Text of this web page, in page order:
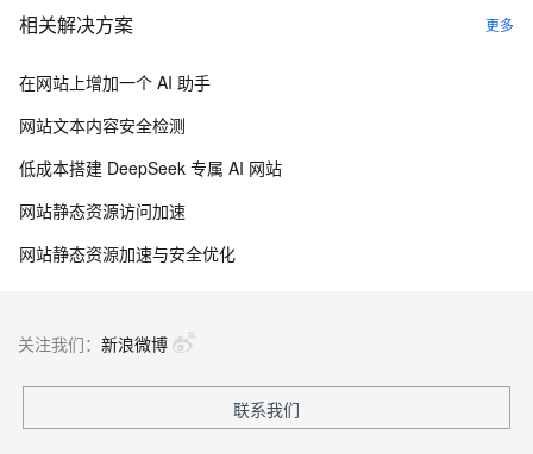
相关解决方案 更多
在网站上增加一个 AI 助手
网站文本内容安全检测
低成本搭建 DeepSeek 专属 AI 网站
网站静态资源访问加速
网站静态资源加速与安全优化
关注我们： 新浪微博
联系我们